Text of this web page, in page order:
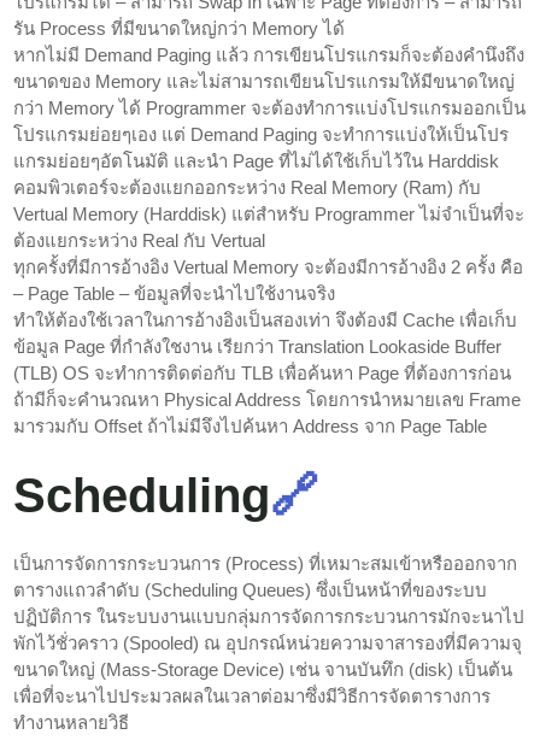
รัน Process ที่มีขนาดใหญ่กว่า Memory ได้
หากไม่มี Demand Paging แล้ว การเขียนโปรแกรมก็จะต้องคำนึงถึง
ขนาดของ Memory และไม่สามารถเขียนโปรแกรมให้มีขนาดใหญ่
กว่า Memory ได้ Programmer จะต้องทำการแบ่งโปรแกรมออกเป็น
โปรแกรมย่อยๆเอง แต่ Demand Paging จะทำการแบ่งให้เป็นโปร
แกรมย่อยๆอัตโนมัติ และนำ Page ที่ไม่ได้ใช้เก็บไว้ใน Harddisk
คอมพิวเตอร์จะต้องแยกออกระหว่าง Real Memory (Ram) กับ
Vertual Memory (Harddisk) แต่สำหรับ Programmer ไม่จำเป็นที่จะ
ต้องแยกระหว่าง Real กับ Vertual
ทุกครั้งที่มีการอ้างอิง Vertual Memory จะต้องมีการอ้างอิง 2 ครั้ง คือ
– Page Table – ข้อมูลที่จะนำไปใช้งานจริง
ทำให้ต้องใช้เวลาในการอ้างอิงเป็นสองเท่า จึงต้องมี Cache เพื่อเก็บ
ข้อมูล Page ที่กำลังใชงาน เรียกว่า Translation Lookaside Buffer
(TLB) OS จะทำการติดต่อกับ TLB เพื่อค้นหา Page ที่ต้องการก่อน
ถ้ามีก็จะคำนวณหา Physical Address โดยการนำหมายเลข Frame
มารวมกับ Offset ถ้าไม่มีจึงไปค้นหา Address จาก Page Table
Scheduling🔗
เป็นการจัดการกระบวนการ (Process) ที่เหมาะสมเข้าหรือออกจาก
ตารางแถวลำดับ (Scheduling Queues) ซึ่งเป็นหน้าที่ของระบบ
ปฏิบัติการ ในระบบงานแบบกลุ่มการจัดการกระบวนการมักจะนาไป
พักไว้ชั่วคราว (Spooled) ณ อุปกรณ์หน่วยความจาสารองที่มีความจุ
ขนาดใหญ่ (Mass-Storage Device) เช่น จานบันทึก (disk) เป็นต้น
เพื่อที่จะนาไปประมวลผลในเวลาต่อมาซึ่งมีวิธีการจัดตารางการ
ทำงานหลายวิธี